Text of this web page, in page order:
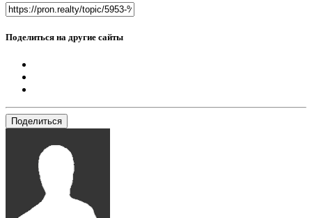
Поделиться на другие сайты
Поделиться